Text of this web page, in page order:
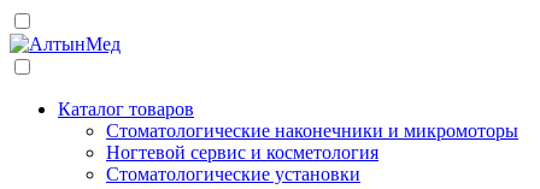
Каталог товаров
Стоматологические наконечники и микромоторы
Ногтевой сервис и косметология
Стоматологические установки